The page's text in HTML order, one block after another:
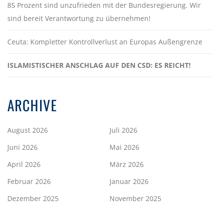
85 Prozent sind unzufrieden mit der Bundesregierung. Wir
sind bereit Verantwortung zu übernehmen!
Ceuta: Kompletter Kontrollverlust an Europas Außengrenze
ISLAMISTISCHER ANSCHLAG AUF DEN CSD: ES REICHT!
ARCHIVE
August 2026
Juli 2026
Juni 2026
Mai 2026
April 2026
März 2026
Februar 2026
Januar 2026
Dezember 2025
November 2025